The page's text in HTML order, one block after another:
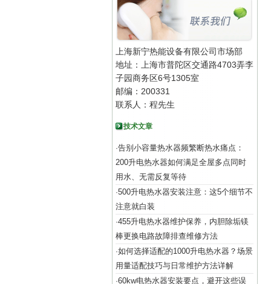
上海新宁热能设备有限公司市场部
地址：上海市普陀区交通路4703弄李
子园商务区6号1305室
邮编：200331
联系人：程先生
技术文章
·告别小容量热水器频繁断热水痛点：
200升电热水器如何满足全屋多点同时
用水、无需反复等待
·500升电热水器安装注意：这5个细节不
注意就白装
·455升电热水器维护保养，内胆除垢镁
棒更换电路故障排查维修方法
·如何选择适配的1000升电热水器？场景
用量适配技巧与日常维护方法详解
·60kw电热水器安装要点，避开这些误